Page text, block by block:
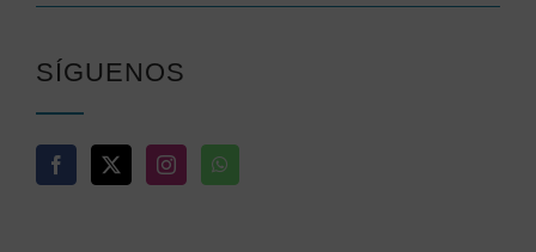
SÍGUENOS